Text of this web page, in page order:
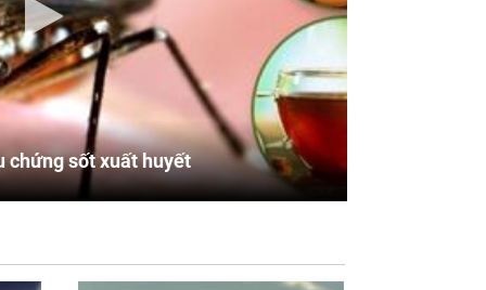
chứng sốt xuất huyết